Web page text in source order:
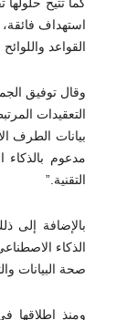
استهداف
القواعد واللوائح
مدعوم بالذكاء
التقنية.”
الذكاء
صحة البيانات